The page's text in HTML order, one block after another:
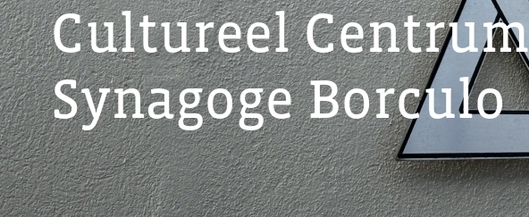
Cultureel Centrum
Synagoge Borculo